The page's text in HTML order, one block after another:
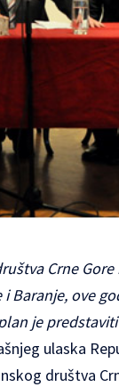
Crne Gore
Baranje, ove
je
ulaska
društva